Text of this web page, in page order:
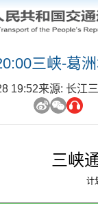
三峡-葛
19:52来源: 长江
三峡
计